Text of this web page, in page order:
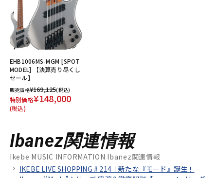
EHB1006MS-MGM [SPOT
MODEL] 【決算売り尽くし
セール】
販売価格¥169,125(税込)
特別価格¥148,000
(税込)
Ibanez関連情報
Ikebe MUSIC INFORMATION Ibanez関連情報
IKEBE LIVE SHOPPING # 214｜新たな『モード』誕生！